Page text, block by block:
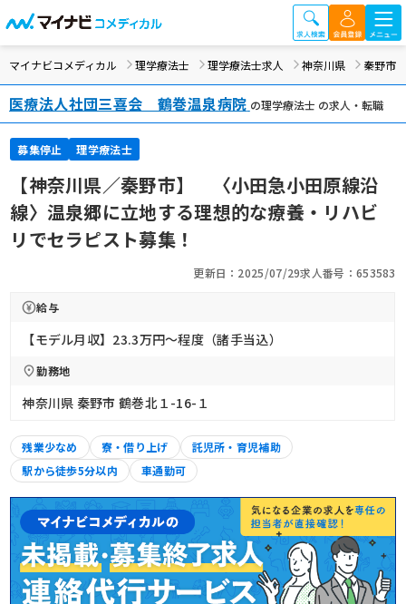
マイナビコメディカル 理学療法士 理学療法士求人 神奈川県 秦野市
医療法人社団三喜会 鶴巻温泉病院 の理学療法士 の求人・転職
募集停止 理学療法士
【神奈川県／秦野市】 〈小田急小田原線沿
線〉温泉郷に立地する理想的な療養・リハビ
リでセラピスト募集！
更新日：2025/07/29求人番号：653583
給与
【モデル月収】23.3万円〜程度（諸手当込）
勤務地
神奈川県 秦野市 鶴巻北１-16-１
残業少なめ 寮・借り上げ
託児所・育児補助
駅から徒歩5分以内
車通勤可